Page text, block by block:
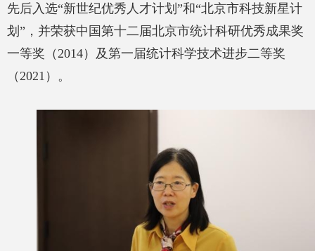
先后入选“新世纪优秀人才计划 ”和“北京市科技新星计
划 ” ，并荣获中国第十二届北京市统计科研优秀成果奖
一等奖（ 2014）及第一届统计科学技术进步二等奖
（ 2021 ）。